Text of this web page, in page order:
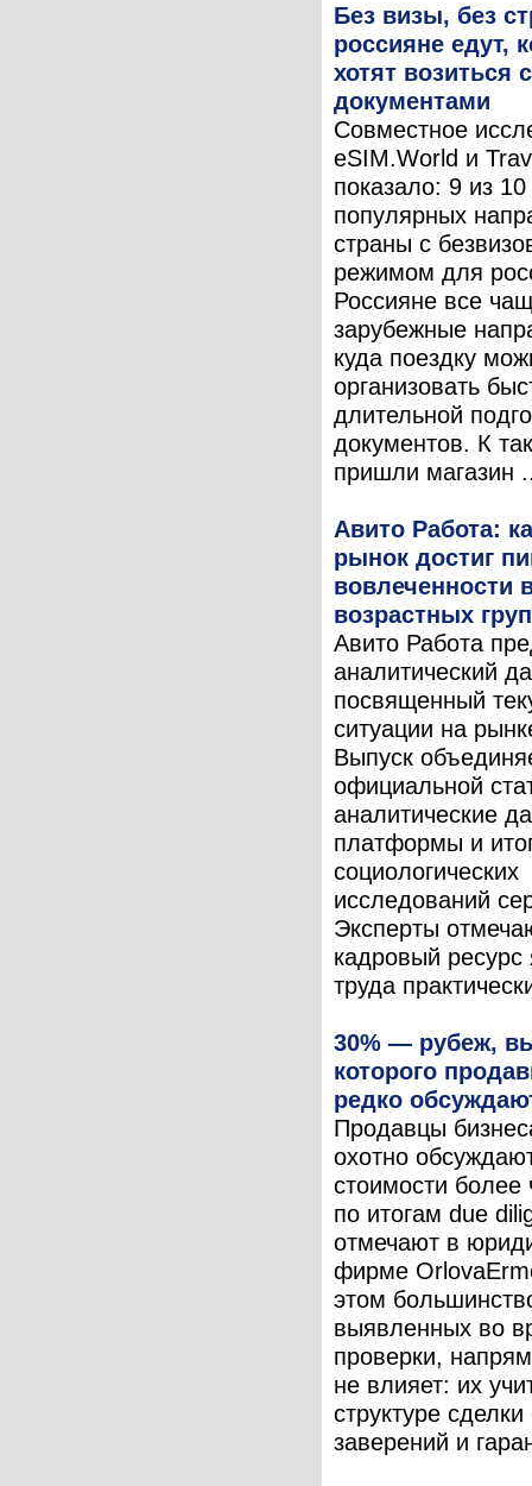
Без визы, без
россияне едут,
хотят возиться с
документами
Совместное
eSIM.World и
показало: 9 из
популярных
страны с
режимом для
Россияне все
зарубежные
куда поездку
организовать
длительной
документов. К
пришли магазин
Авито Работа:
рынок достиг
вовлеченности
возрастных
Авито Работа
аналитический
посвященный
ситуации на
Выпуск
официальной
аналитические
платформы и
социологических
исследований
Эксперты
кадровый
труда
30% — рубеж,
которого
редко
Продавцы
охотно
стоимости
по итогам due
отмечают в
фирме
этом
выявленных во
проверки,
не влияет: их
структуре
заверений и